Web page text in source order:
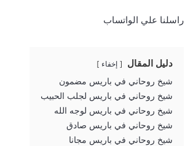
راسلنا علي الواتساب
دليل المقال إخفاء
شيخ روحاني في باريس مضمون
شيخ روحاني في باريس لجلب الحبيب
شيخ روحاني في باريس لوجه الله
شيخ روحاني في باريس صادق
شيخ روحاني في باريس مجانا